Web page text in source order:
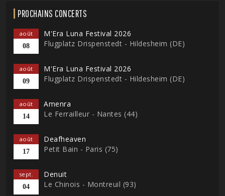
PROCHAINS CONCERTS
août
08
M'Era Luna Festival 2026
Flugplatz Drispenstedt - Hildesheim (DE)
août
09
M'Era Luna Festival 2026
Flugplatz Drispenstedt - Hildesheim (DE)
août
14
Amenra
Le Ferrailleur - Nantes (44)
août
17
Deafheaven
Petit Bain - Paris (75)
sept.
04
Denuit
Le Chinois - Montreuil (93)